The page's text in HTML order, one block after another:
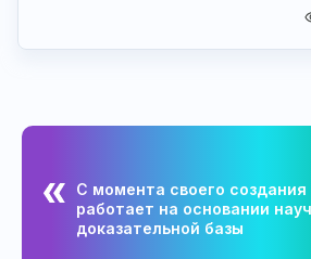
С момента своего
работает на основании
доказательной базы